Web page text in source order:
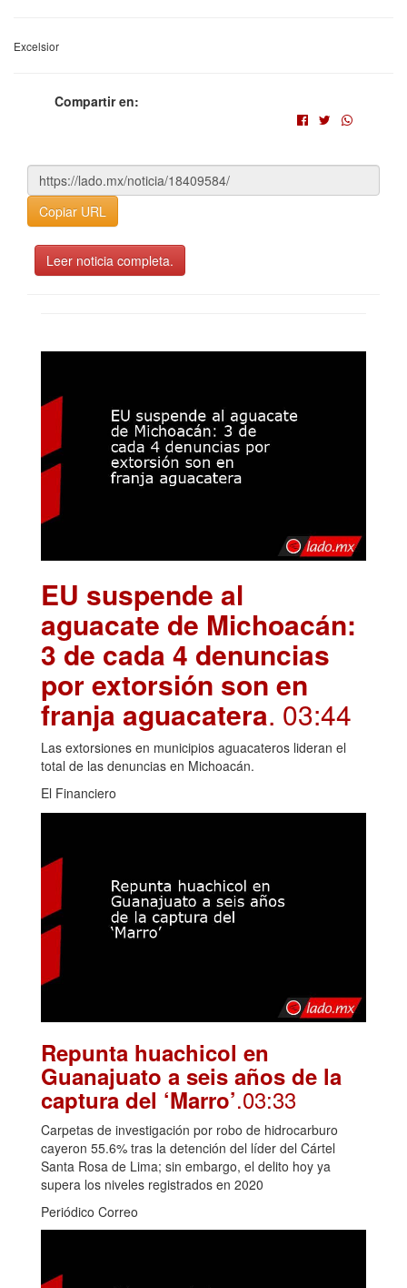
Excelsior
Compartir en:
Copiar URL
Leer noticia completa.
EU suspende al
aguacate de Michoacán:
3 de cada 4 denuncias
por extorsión son en
franja aguacatera. 03:44
Las extorsiones en municipios aguacateros lideran el
total de las denuncias en Michoacán.
El Financiero
Repunta huachicol en
Guanajuato a seis años de la
captura del ‘Marro’.03:33
Carpetas de investigación por robo de hidrocarburo
cayeron 55.6% tras la detención del líder del Cártel
Santa Rosa de Lima; sin embargo, el delito hoy ya
supera los niveles registrados en 2020
Periódico Correo